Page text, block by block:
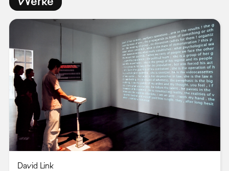
David Link